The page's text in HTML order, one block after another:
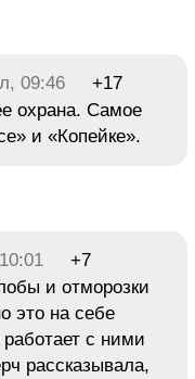
09:46
+17
охрана. Самое
и «Копейке».
+7
и отморозки
это на себе
работает с ними
рассказывала,